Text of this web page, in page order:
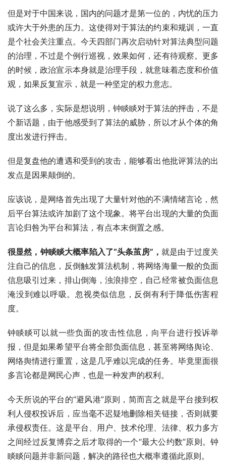
但是对于中国来说，国内的问题才是第一位的，内忧的压力
或许大于外患的压力。这使得对于算法的约束和规训，一直
是个社会关注重点。今天四部门再次启动针对算法典型问题
的治理，不过是个例行巡视，效果如何，还有待观察。更多
的时候，政治宣示本身就是治理手段，就意味着态度和价值
观，如果反复宣示，就是一种坚定的权力意志。
说了这么多，实际是想说明，钟睒睒对于算法的抨击，不是
个新话题，由于他感受到了算法的威胁，所以才从个体的角
度出发进行抨击。
但是复盘他的遭遇和受到的攻击，能够看出他批评算法的出
发点是因果颠倒的。
应该说，是网络首先出现了大量针对他的不满情绪言论，然
后平台算法或许加剧了这个现象。将平台出现的大量的负面
言论归咎为平台和算法，有点本末倒置之感。
很显然，钟睒睒大概率陷入了“头条茧房”，就是由于过度关
注自己的信息，反倒触发算法机制，将网络海量一般的负面
信息吸引过来，排山倒海，浊浪排空，自己经常被负面信息
淹没到难以呼吸。忽视类似信息，反倒有利于降低伤害程
度。
钟睒睒可以就一些负面的攻击性信息，向平台进行投诉举
报，但是如果希望平台将全部负面信息，甚至将网络舆论、
网络舆情进行重置，这是几乎难以完成的任务。毕竟里面很
多言论都是网民心声，也是一种发声的权利。
今天所说的平台的“避风港”原则，简而言之就是平台接到权
利人侵权投诉后，应当毫不迟疑地删除相关链接，否则就要
承侵权责任。这是平台、用户、技术伦理、法律、权力多方
之间经过反复博弈之后才取得的一个“最大公约数”原则。钟
睒睒问题并非新问题，解决的路径也大概率遵循此原则。